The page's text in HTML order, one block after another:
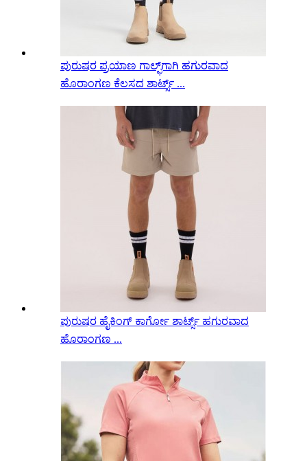
ಪುರುಷರ ಪ್ರಯಾಣ ಗಾಲ್ಫ್‌ಗಾಗಿ ಹಗುರವಾದ
ಹೊರಾಂಗಣ ಕೆಲಸದ ಶಾರ್ಟ್ಸ್ ...
ಪುರುಷರ ಹೈಕಿಂಗ್ ಕಾರ್ಗೋ ಶಾರ್ಟ್ಸ್ ಹಗುರವಾದ
ಹೊರಾಂಗಣ ...